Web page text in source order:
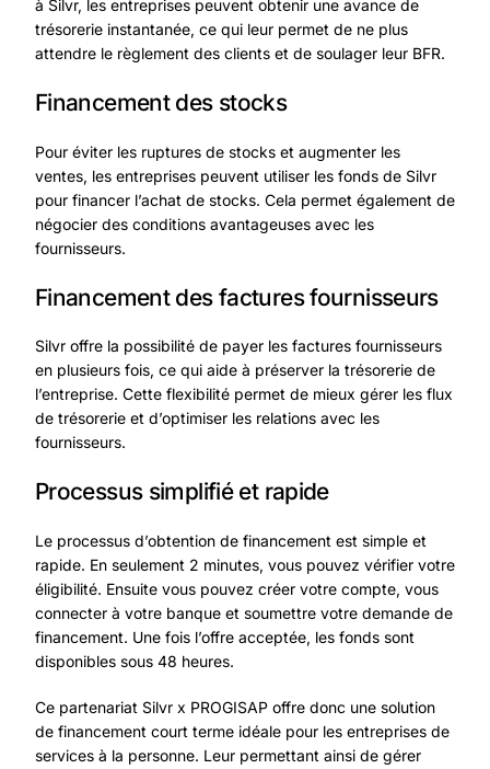
à Silvr, les entreprises peuvent obtenir une avance de
trésorerie instantanée, ce qui leur permet de ne plus
attendre le règlement des clients et de soulager leur BFR.
Financement des stocks
Pour éviter les ruptures de stocks et augmenter les
ventes, les entreprises peuvent utiliser les fonds de Silvr
pour financer l’achat de stocks. Cela permet également de
négocier des conditions avantageuses avec les
fournisseurs.
Financement des factures fournisseurs
Silvr offre la possibilité de payer les factures fournisseurs
en plusieurs fois, ce qui aide à préserver la trésorerie de
l’entreprise. Cette flexibilité permet de mieux gérer les flux
de trésorerie et d’optimiser les relations avec les
fournisseurs.
Processus simplifié et rapide
Le processus d’obtention de financement est simple et
rapide. En seulement 2 minutes, vous pouvez vérifier votre
éligibilité. Ensuite vous pouvez créer votre compte, vous
connecter à votre banque et soumettre votre demande de
financement. Une fois l’offre acceptée, les fonds sont
disponibles sous 48 heures.
Ce partenariat Silvr x PROGISAP offre donc une solution
de financement court terme idéale pour les entreprises de
services à la personne. Leur permettant ainsi de gérer